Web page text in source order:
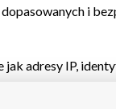
i
jak adresy IP,
do nich,